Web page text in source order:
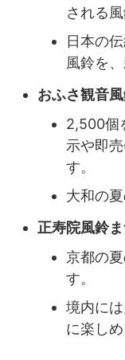
される風
日本の
風鈴を
おふさ観音
2,500個
示や即
す。
大和の
正寿院風鈴
京都の
す。
境内に
に楽し